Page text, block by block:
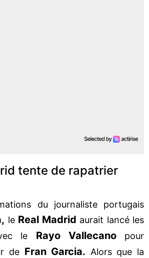
tente de rapatrier
du journaliste portugais
le Real Madrid aurait lancé les
le Rayo Vallecanopour
de Fran Garcia. Alors que la